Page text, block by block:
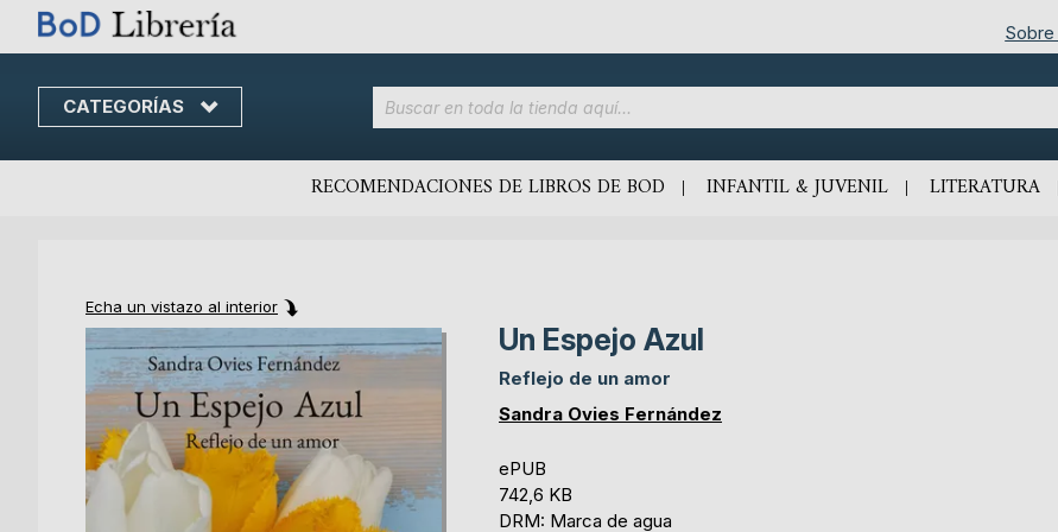
CATEGORÍAS
Skip
content
RECOMENDACIONES DE LIBROS DE BOD INFANTIL & JUVENIL LITERATURA
Echa un vistazo al interior
the
end
of
the
images
gallery
the
beginning
of
the
images
gallery
Un Espejo Azul
Reflejo de un amor
Sandra Ovies Fernández
ePUB
742,6 KB
DRM: Marca de agua